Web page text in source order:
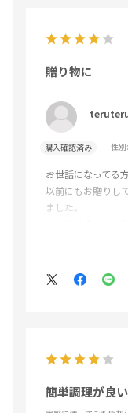
贈り物に
購入確認済み 性別:
お世話になってる
以前にもお贈りし
ました。
お料理をあまりさ
簡単調理が良い